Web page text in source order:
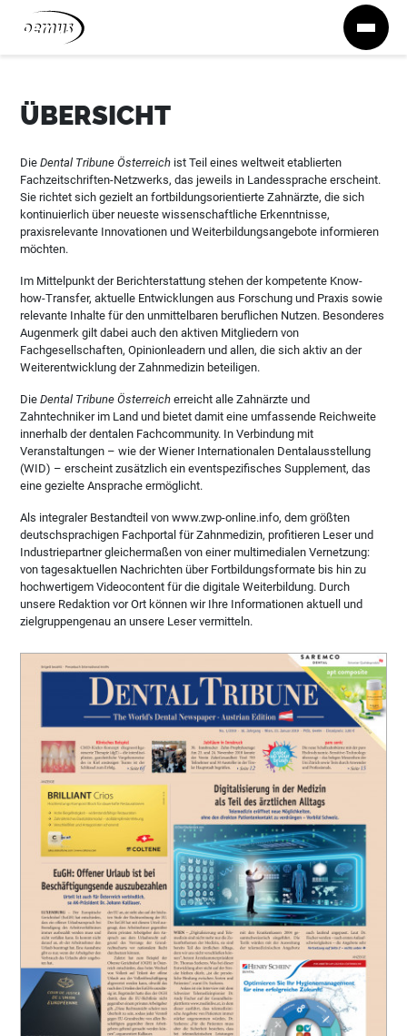
Zum Inhalt springen
ÜBERSICHT
DieDental Tribune Österreich ist Teil eines weltweit etablierten
Fachzeitschriften-Netzwerks, das jeweils in Landessprache erscheint.
Sie richtet sich gezielt an fortbildungsorientierte Zahnärzte, die sich
kontinuierlich über neueste wissenschaftliche Erkenntnisse,
praxisrelevante Innovationen und Weiterbildungsangebote informieren
möchten.
Im Mittelpunkt der Berichterstattung stehen der kompetente Know-
how-Transfer, aktuelle Entwicklungen aus Forschung und Praxis sowie
relevante Inhalte für den unmittelbaren beruflichen Nutzen. Besonderes
Augenmerk gilt dabei auch den aktiven Mitgliedern von
Fachgesellschaften, Opinionleadern und allen, die sich aktiv an der
Weiterentwicklung der Zahnmedizin beteiligen.
DieDental Tribune Österreich erreicht alle Zahnärzte und
Zahntechniker im Land und bietet damit eine umfassende Reichweite
innerhalb der dentalen Fachcommunity. In Verbindung mit
Veranstaltungen – wie der Wiener Internationalen Dentalausstellung
(WID) – erscheint zusätzlich ein eventspezifisches Supplement, das
eine gezielte Ansprache ermöglicht.
Als integraler Bestandteil von www.zwp-online.info, dem größten
deutschsprachigen Fachportal für Zahnmedizin, profitieren Leser und
Industriepartner gleichermaßen von einer multimedialen Vernetzung:
von tagesaktuellen Nachrichten über Fortbildungsformate bis hin zu
hochwertigem Videocontent für die digitale Weiterbildung. Durch
unsere Redaktion vor Ort können wir Ihre Informationen aktuell und
zielgruppengenau an unsere Leser vermitteln.